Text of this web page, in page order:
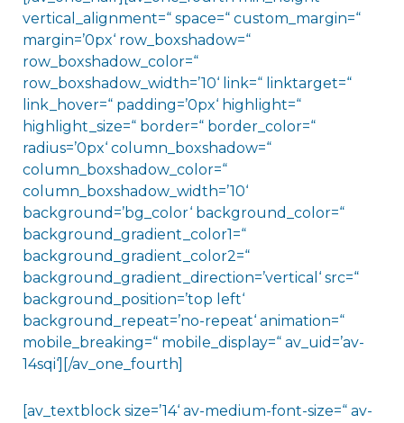
vertical_alignment=“ space=“ custom_margin=“
margin=’0px‘ row_boxshadow=“
row_boxshadow_color=“
row_boxshadow_width=’10‘ link=“ linktarget=“
link_hover=“ padding=’0px‘ highlight=“
highlight_size=“ border=“ border_color=“
radius=’0px‘ column_boxshadow=“
column_boxshadow_color=“
column_boxshadow_width=’10‘
background=’bg_color‘ background_color=“
background_gradient_color1=“
background_gradient_color2=“
background_gradient_direction=’vertical‘ src=“
background_position=’top left‘
background_repeat=’no-repeat‘ animation=“
mobile_breaking=“ mobile_display=“ av_uid=’av-
14sqi‘][/av_one_fourth]
[av_textblock size=’14‘ av-medium-font-size=“ av-